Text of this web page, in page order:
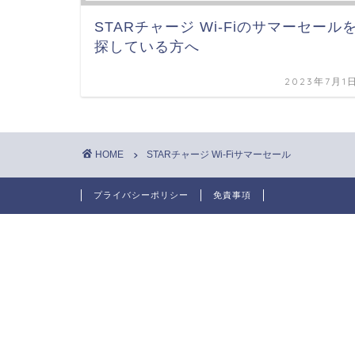
STARチャージ Wi-Fiのサマーセール
探している方へ
2023年7月1
HOME STARチャージ Wi-Fiサマーセール
プライバシーポリシー 免責事項